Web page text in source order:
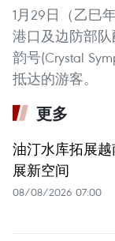
1月29日（乙巳
港口及边防部
韵号(Crystal
抵达的游客。
更多
油汀水库拓展
展新空间
08/08/2026 07:00